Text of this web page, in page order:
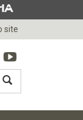
site
BUSCAR